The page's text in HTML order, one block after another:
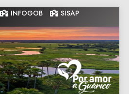
INFOGOB SISAP
Gobernacion
de Guarico
Gobernacion de Guarico